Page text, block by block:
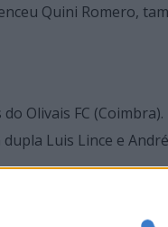
Quini Romero,
Olivais FC
Luis Lince e